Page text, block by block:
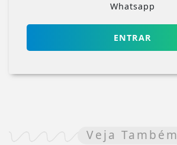
Whatsapp
ENTRAR
Veja Também